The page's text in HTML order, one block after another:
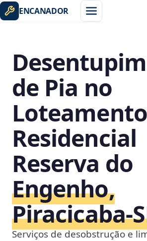
ENCANADOR
de Pia no
Loteamento
Residencial
Reserva do
Engenho,
Serviços de desobstrução e